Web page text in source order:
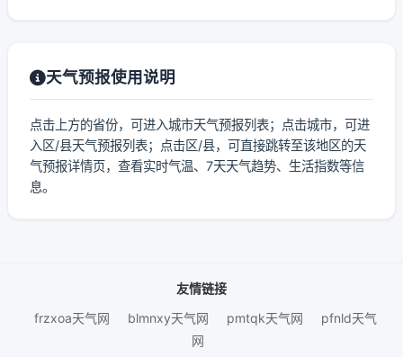
天气预报使用说明
点击上方的省份，可进入城市天气预报列表；点击城市，可进
入区/县天气预报列表；点击区/县，可直接跳转至该地区的天
气预报详情页，查看实时气温、7天天气趋势、生活指数等信
息。
友情链接
frzxoa天气网
blmnxy天气网 pmtqk天气网
pfnld天气
网